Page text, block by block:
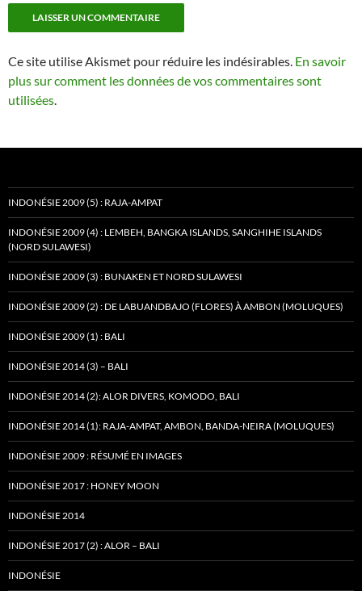
Ce site utilise Akismet pour réduire les indésirables. En savoir
plus sur comment les données de vos commentaires sont
utilisées
INDONÉSIE 2009 (5) : RAJA-AMPAT
INDONÉSIE 2009 (4) : LEMBEH, BANGKA ISLANDS, SANGHIHE ISLANDS
(NORD SULAWESI)
INDONÉSIE 2009 (3) : BUNAKEN ET NORD SULAWESI
INDONÉSIE 2009 (2) : DE LABUANDBAJO (FLORES) À AMBON (MOLUQUES)
INDONÉSIE 2009 (1) : BALI
INDONÉSIE 2014 (3) – BALI
INDONÉSIE 2014 (2): ALOR DIVERS, KOMODO, BALI
INDONÉSIE 2014 (1): RAJA-AMPAT, AMBON, BANDA-NEIRA (MOLUQUES)
INDONÉSIE 2009 : RÉSUMÉ EN IMAGES
INDONÉSIE 2017 : HONEY MOON
INDONÉSIE 2014
INDONÉSIE 2017 (2) : ALOR – BALI
INDONÉSIE